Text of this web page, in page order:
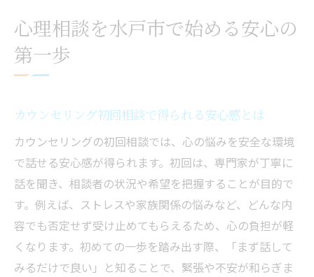
信頼できるカウンセリング探しのコツ
悩み相談をカウンセリングで始める理由
茨城県水戸市で学ぶカウンセリング基礎
カウンセリングの基本用語と知識を徹底解
説
心理支援の基礎を水戸市で学べる方法とは
カウンセリングを安心して学ぶためのステ
ップ
茨城県で注目される心理カウンセラーの特
心理相談を水戸市で始める安心の
第一歩
カウンセリング初回相談で得られる安心感とは
カウンセリングの初回相談では、心の悩みを安全な環境
で話せる安心感が得られます。初回は、専門家が丁寧に
話を聞き、相談者の状況や希望を把握することが目的で
す。例えば、ストレスや家族関係の悩みなど、どんな内
容でも否定せず受け止めてもらえるため、心の負担が軽
くなります。初めての一歩を踏み出す際、「まず話して
みるだけで良い」と知ることで、緊張や不安が和らぎま